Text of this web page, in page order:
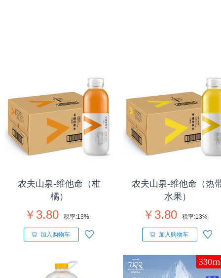
农夫山泉-维他命（柑
橘）
￥3.80 税率:13%
加入购物车
农夫山泉-维他命（热
水果）
￥3.80 税率:13%
加入购物车